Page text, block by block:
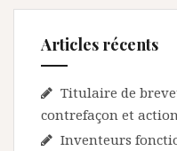
Articles récents
Titulaire de
contrefaçon et
Inventeurs